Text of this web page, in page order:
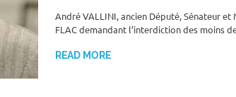
André VALLINI, ancien Député, Sénateur
FLAC demandant l’interdiction des moins
READ MORE